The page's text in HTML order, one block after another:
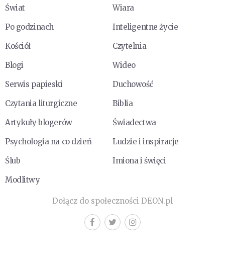
Świat
Wiara
Po godzinach
Inteligentne życie
Kościół
Czytelnia
Blogi
Wideo
Serwis papieski
Duchowość
Czytania liturgiczne
Biblia
Artykuły blogerów
Świadectwa
Psychologia na co dzień
Ludzie i inspiracje
Ślub
Imiona i święci
Modlitwy
Dołącz do społeczności DEON.pl